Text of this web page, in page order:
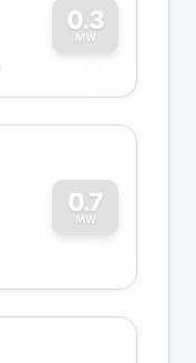
0.3
MW
0
0.7
MW
0